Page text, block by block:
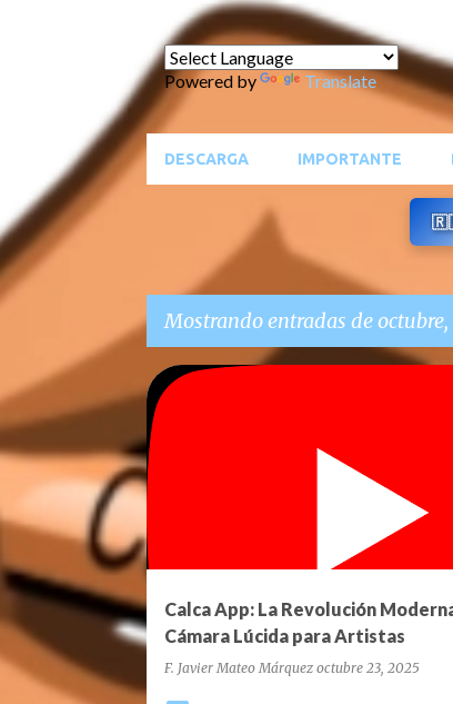
Powered by Translate
DESCARGA IMPORTANTE
Mostrando entradas de octubre,
E
n
t
r
a
d
a
s
Calca App: La Revolución
Cámara Lúcida para Artistas
F. Javier Mateo Márquez octubre 23, 2025